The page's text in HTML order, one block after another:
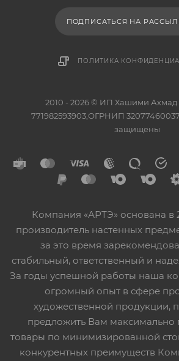
ПОДПИСАТЬСЯ НА
ПОЛИТИКА
2010 - 2026 © ИП Хашими
771982593903,ОГРНИП
защищены
Компания «АРТЭ» основана в
производитель настенных
за это время
стабильный, ответственный и
За годы успешной работы наша
огромный опыт в сфере
художественной продукции,
предложить Вам максимально
товары по минимизированной
конкурентных преимуществ